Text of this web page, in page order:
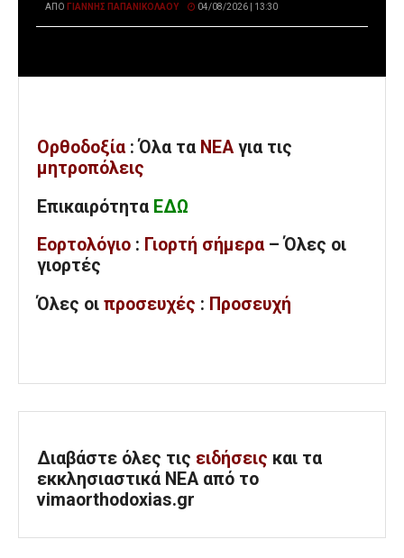
ΑΠΌ ΓΙΆΝΝΗΣ ΠΑΠΑΝΙΚΟΛΆΟΥ 04/08/2026 | 13:30
Ορθοδοξία : Όλα τα ΝΕΑ για τις
μητροπόλεις
Επικαιρότητα ΕΔΩ
Εορτολόγιο : Γιορτή σήμερα – Όλες οι
γιορτές
Όλες οι προσευχές : Προσευχή
Διαβάστε όλες τις ειδήσεις και τα
εκκλησιαστικά ΝΕΑ από το
vimaorthodoxias.gr